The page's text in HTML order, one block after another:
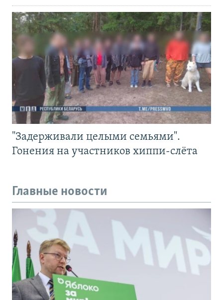
"Задерживали целыми семьями".
Гонения на участников хиппи-слёта
Главные новости